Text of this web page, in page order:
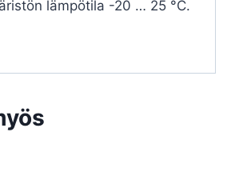
lämpötila -20 … 25 °C.